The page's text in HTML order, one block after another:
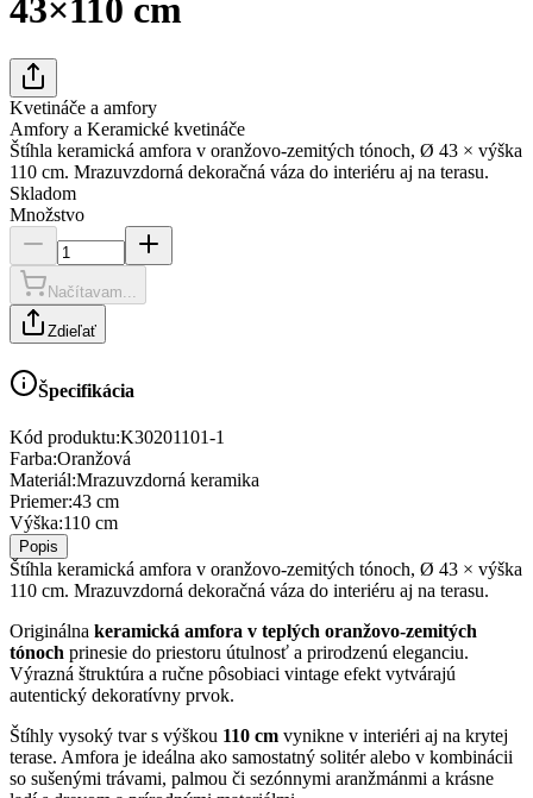
43×110 cm
Kvetináče a amfory
Amfory a Keramické kvetináče
Štíhla keramická amfora v oranžovo-zemitých tónoch, Ø 43 × výška
110 cm. Mrazuvzdorná dekoračná váza do interiéru aj na terasu.
Skladom
Množstvo
Načítavam...
Zdieľať
Špecifikácia
Kód produktu:K30201101-1
Farba:Oranžová
Materiál:Mrazuvzdorná keramika
Priemer:43 cm
Výška:110 cm
Popis
Štíhla keramická amfora v oranžovo-zemitých tónoch, Ø 43 × výška
110 cm. Mrazuvzdorná dekoračná váza do interiéru aj na terasu.
Originálna keramická amfora v teplých oranžovo-zemitých
tónoch prinesie do priestoru útulnosť a prirodzenú eleganciu.
Výrazná štruktúra a ručne pôsobiaci vintage efekt vytvárajú
autentický dekoratívny prvok.
Štíhly vysoký tvar s výškou 110 cm vynikne v interiéri aj na krytej
terase. Amfora je ideálna ako samostatný solitér alebo v kombinácii
so sušenými trávami, palmou či sezónnymi aranžmánmi a krásne